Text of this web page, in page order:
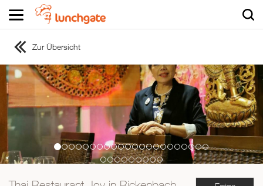
ZUR STARTSEITE
ZUR RESTAURANTSUCHE
Asiatisch
Italienisch
Französisch
Traditionell
Zur Übersicht